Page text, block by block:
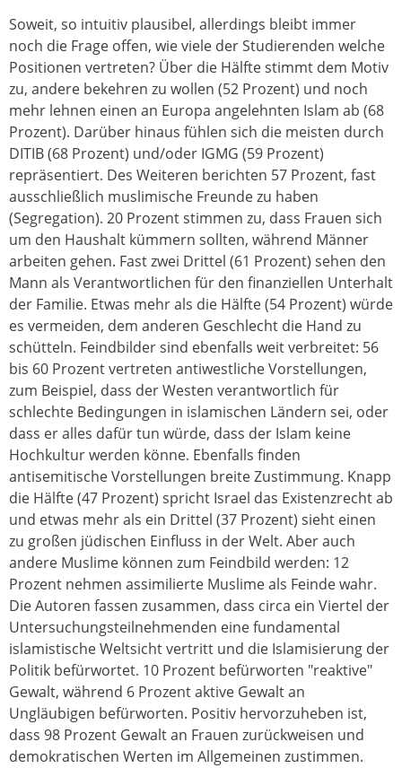
Soweit, so intuitiv plausibel, allerdings bleibt immer
noch die Frage offen, wie viele der Studierenden welche
Positionen vertreten? Über die Hälfte stimmt dem Motiv
zu, andere bekehren zu wollen (52 Prozent) und noch
mehr lehnen einen an Europa angelehnten Islam ab (68
Prozent). Darüber hinaus fühlen sich die meisten durch
DITIB (68 Prozent) und/oder IGMG (59 Prozent)
repräsentiert. Des Weiteren berichten 57 Prozent, fast
ausschließlich muslimische Freunde zu haben
(Segregation). 20 Prozent stimmen zu, dass Frauen sich
um den Haushalt kümmern sollten, während Männer
arbeiten gehen. Fast zwei Drittel (61 Prozent) sehen den
Mann als Verantwortlichen für den finanziellen Unterhalt
der Familie. Etwas mehr als die Hälfte (54 Prozent) würde
es vermeiden, dem anderen Geschlecht die Hand zu
schütteln. Feindbilder sind ebenfalls weit verbreitet: 56
bis 60 Prozent vertreten antiwestliche Vorstellungen,
zum Beispiel, dass der Westen verantwortlich für
schlechte Bedingungen in islamischen Ländern sei, oder
dass er alles dafür tun würde, dass der Islam keine
Hochkultur werden könne. Ebenfalls finden
antisemitische Vorstellungen breite Zustimmung. Knapp
die Hälfte (47 Prozent) spricht Israel das Existenzrecht ab
und etwas mehr als ein Drittel (37 Prozent) sieht einen
zu großen jüdischen Einfluss in der Welt. Aber auch
andere Muslime können zum Feindbild werden: 12
Prozent nehmen assimilierte Muslime als Feinde wahr.
Die Autoren fassen zusammen, dass circa ein Viertel der
Untersuchungsteilnehmenden eine fundamental
islamistische Weltsicht vertritt und die Islamisierung der
Politik befürwortet. 10 Prozent befürworten "reaktive"
Gewalt, während 6 Prozent aktive Gewalt an
Ungläubigen befürworten. Positiv hervorzuheben ist,
dass 98 Prozent Gewalt an Frauen zurückweisen und
demokratischen Werten im Allgemeinen zustimmen.